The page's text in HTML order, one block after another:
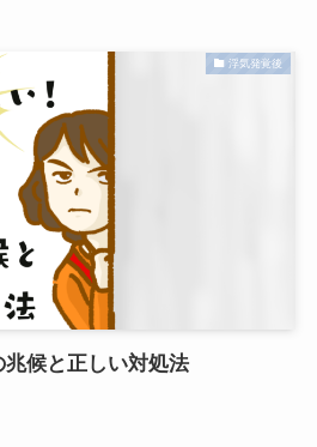
浮気発覚後
候と正しい対処法